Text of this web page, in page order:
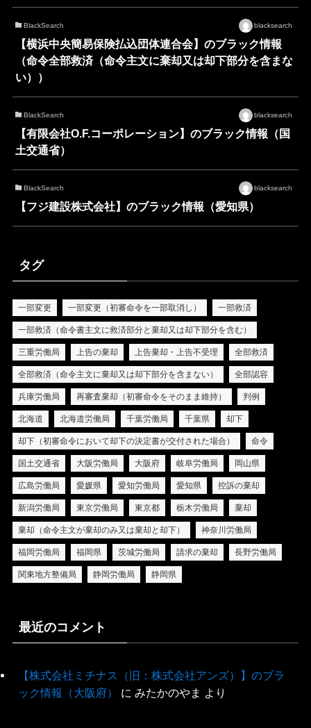
BlackSearch blacksearch
【横浜中央簡易保険払込団体連合会】のブラック情報
（命令全部救済（命令主文に棄却又は却下部分を含まな
い））
BlackSearch blacksearch
【有限会社O.F.コーポレーション】のブラック情報（国
土交通省）
BlackSearch blacksearch
【フジ建設株式会社】のブラック情報（愛知県）
タグ
一部変更 一部変更（初審命令を一部取消し） 一部救済
一部救済（命令書主文に救済部分と棄却又は却下部分を含む）
三重労働局 上告の棄却 上告棄却・上告不受理 全部救済
全部救済（命令主文に棄却又は却下部分を含まない） 全部認容
兵庫労働局 再審査棄却（初審命令をそのまま維持） 判例
北海道 北海道労働局 千葉労働局 千葉県 却下
却下（初審命令において却下の決定書が交付された場合） 命令
国土交通省 大阪労働局 大阪府 岐阜労働局 岡山県
広島労働局 愛媛県 愛知労働局 愛知県 控訴の棄却
新潟労働局 東京労働局 東京都 栃木労働局 棄却
棄却（命令主文が棄却のみ又は棄却と却下） 神奈川労働局
福岡労働局 福岡県 茨城労働局 請求の棄却 長野労働局
関東地方整備局 静岡労働局 静岡県
最近のコメント
【株式会社ミチナス（旧：株式会社アンズ）】のブラ
ック情報（大阪府）
に みたかのやま より